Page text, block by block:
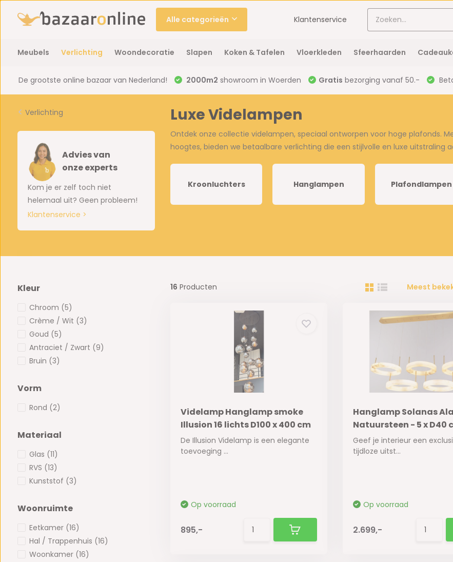
Alle categorieën Klantenservice
Meubels Verlichting Woondecoratie Slapen Koken & Tafelen Vloerkleden Sfeerhaarden
De grootste online bazaar van Nederland! 2000m2 showroom in Woerden Gratis bezorging vanaf 50.-
Verlichting
Advies van
onze experts
Kom je er zelf toch niet
helemaal uit? Geen probleem!
Klantenservice >
Luxe Videlampen
Ontdek onze collectie videlampen, speciaal ontworpen voor hoge plafonds.
hoogtes, bieden we betaalbare verlichting die een stijlvolle en luxe uitstraling
Kroonluchters Hanglampen Plafondlampen
Kleur
Chroom (5)
Crème / Wit (3)
Goud (5)
Antraciet / Zwart (9)
Bruin (3)
Vorm
Rond (2)
Materiaal
Glas (11)
RVS (13)
Kunststof (3)
Woonruimte
Eetkamer (16)
Hal / Trappenhuis (16)
Woonkamer (16)
16 Producten Meest
Videlamp Hanglamp smoke
Illusion 16 lichts D100 x 400 cm
De Illusion Videlamp is een elegante
toevoeging ...
Op voorraad
895,-
Hanglamp Solanas
Natuursteen - 5 x D40
Geef je interieur een
tijdloze uitst...
Op voorraad
2.699,-